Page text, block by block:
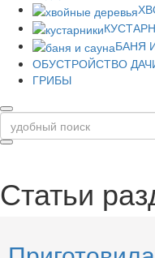
БАНЯ
ОБУСТРОЙСТВО
ГРИБЫ
Статьи